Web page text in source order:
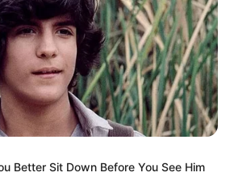
Better Sit Down Before You See Him